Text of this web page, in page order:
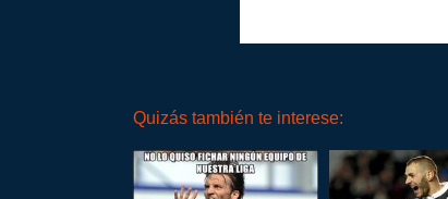
Quizás también te interese: